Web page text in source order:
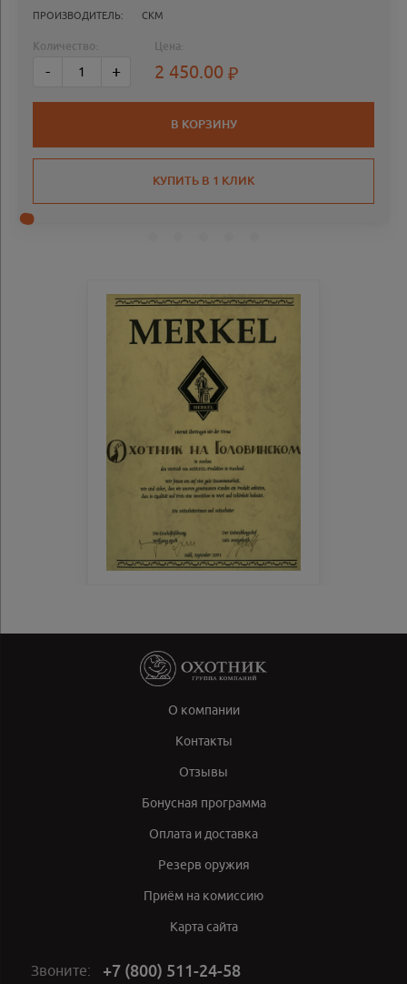
ПРОИЗВОДИТЕЛЬ: СКМ
Количество:
- +
Цена:
2 450.00
В КОРЗИНУ
КУПИТЬ В 1 КЛИК
О компании
Контакты
Отзывы
Бонусная программа
Оплата и доставка
Резерв оружия
Приём на комиссию
Карта сайта
Звоните: +7 (800) 511-24-58